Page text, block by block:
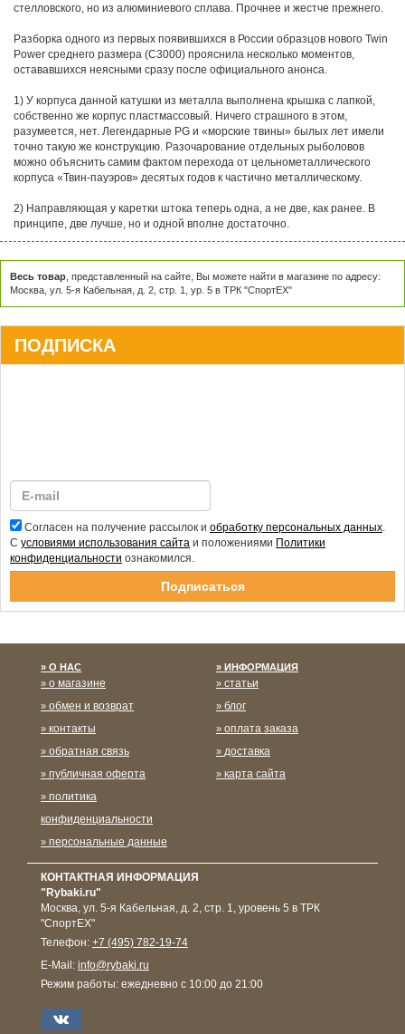
стелловского, но из алюминиевого сплава. Прочнее и жестче прежнего.
Разборка одного из первых появившихся в России образцов нового Twin
Power среднего размера (С3000) прояснила несколько моментов,
остававшихся неясными сразу после официального анонса.
1) У корпуса данной катушки из металла выполнена крышка с лапкой,
собственно же корпус пластмассовый. Ничего страшного в этом,
разумеется, нет. Легендарные PG и «морские твины» былых лет имели
точно такую же конструкцию. Разочарование отдельных рыболовов
можно объяснить самим фактом перехода от цельнометаллического
корпуса «Твин-пауэров» десятых годов к частично металлическому.
2) Направляющая у каретки штока теперь одна, а не две, как ранее. В
принципе, две лучше, но и одной вполне достаточно.
Весь товар , представленный на сайте, Вы можете найти в магазине по адресу:
Москва, ул. 5-я Кабельная, д. 2, стр. 1, ур. 5 в ТРК "СпортЕХ"
ПОДПИСКА
Согласен на получение рассылок и обработку персональных данных
С условиями использования сайта и положениями Политики
конфиденциальности ознакомился.
О НАС
о магазине
обмен и возврат
контакты
обратная связь
публичная оферта
политика
конфиденциальности
персональные данные
ИНФОРМАЦИЯ
статьи
блог
оплата заказа
доставка
карта сайта
КОНТАКТНАЯ ИНФОРМАЦИЯ
"Rybaki.ru"
Москва, ул. 5-я Кабельная, д. 2, стр. 1, уровень 5 в ТРК
"СпортЕХ"
Телефон: +7 (495) 782-19-74
E-Mail: info@rybaki.ru
Режим работы: ежедневно с 10:00 до 21:00